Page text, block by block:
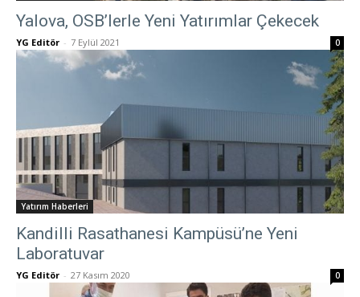
Yalova, OSB’lerle Yeni Yatırımlar Çekecek
YG Editör - 7 Eylül 2021 0
Yatırım Haberleri
Kandilli Rasathanesi Kampüsü’ne Yeni
Laboratuvar
YG Editör - 27 Kasım 2020 0